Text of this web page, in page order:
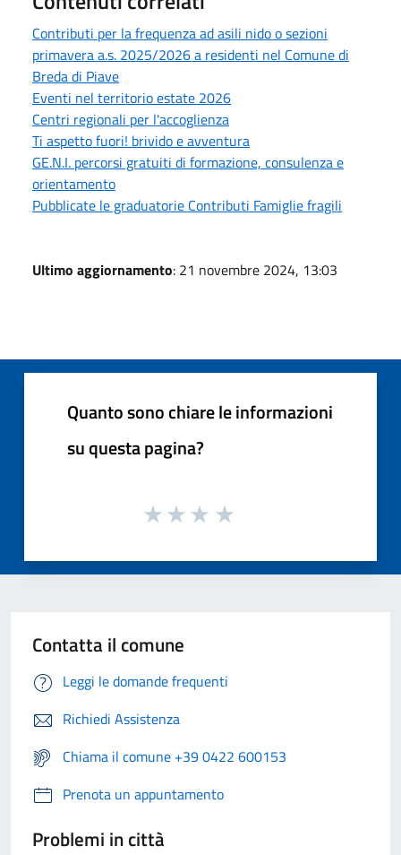
Contributi per la frequenza ad asili nido o sezioni
primavera a.s. 2025/2026 a residenti nel Comune di
Breda di Piave
Eventi nel territorio estate 2026
Centri regionali per l'accoglienza
Ti aspetto fuori! brivido e avventura
GE.N.I. percorsi gratuiti di formazione, consulenza e
orientamento
Pubblicate le graduatorie Contributi Famiglie fragili
Ultimo aggiornamento: 21 novembre 2024, 13:03
Quanto sono chiare le informazioni
su questa pagina?
Contatta il comune
Leggi le domande frequenti
Richiedi Assistenza
Chiama il comune +39 0422 600153
Prenota un appuntamento
Problemi in città